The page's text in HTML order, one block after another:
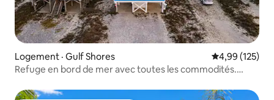
Logement · Gulf Shores Note
4,99 (125)
Refuge en bord de mer avec toutes les commodités.